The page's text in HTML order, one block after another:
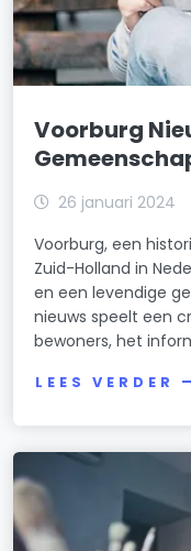
Voorburg
26 januari 2024
Voorburg, een
Zuid-Holland in
en een levendige
nieuws speelt een
bewoners, het
LEES VERDER